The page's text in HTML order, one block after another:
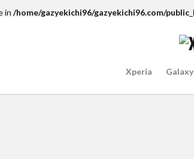
in /home/gazyekichi96/gazyekichi96.com/
Xperia Galaxy